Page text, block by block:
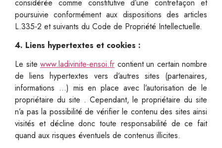
considérée comme constitutive d’une contrefaçon et
poursuivie conformément aux dispositions des articles
L.335-2 et suivants du Code de Propriété Intellectuelle.
4. Liens hypertextes et cookies :
Le site www.ladivinite-ensoi.fr contient un certain nombre
de liens hypertextes vers d’autres sites (partenaires,
informations …) mis en place avec l’autorisation de le
propriétaire du site . Cependant, le propriétaire du site
n’a pas la possibilité de vérifier le contenu des sites ainsi
visités et décline donc toute responsabilité de ce fait
quand aux risques éventuels de contenus illicites.